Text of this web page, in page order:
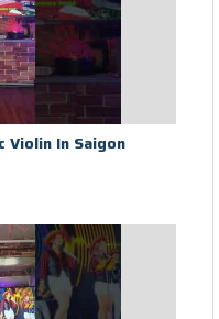
Violin In Saigon